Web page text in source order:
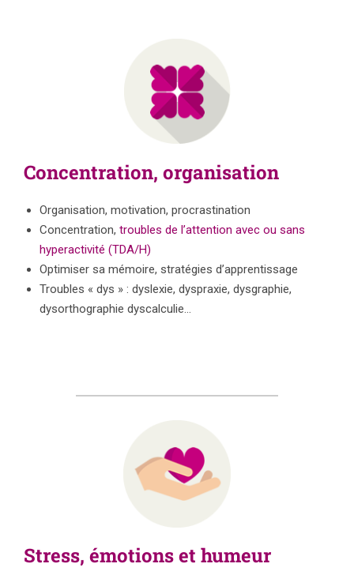
Concentration, organisation
Organisation, motivation, procrastination
Concentration, troubles de l’attention avec ou sans
hyperactivité (TDA/H)
Optimiser sa mémoire, stratégies d’apprentissage
Troubles « dys » : dyslexie, dyspraxie, dysgraphie,
dysorthographie dyscalculie…
Stress, émotions et humeur